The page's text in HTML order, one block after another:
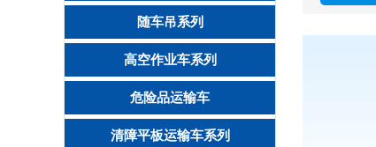
随车吊系列
高空作业车系列
危险品运输车
清障平板运输车系列